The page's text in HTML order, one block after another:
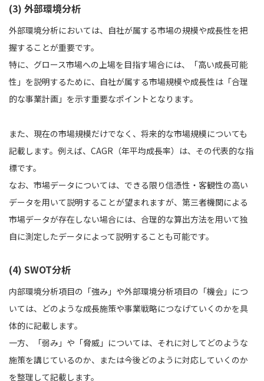
(3) 外部環境分析
外部環境分析においては、自社が属する市場の規模や成長性を把
握することが重要です。
特に、グロース市場への上場を目指す場合には、「高い成長可能
性」を説明するために、自社が属する市場規模や成長性は「合理
的な事業計画」を示す重要なポイントとなります。
また、現在の市場規模だけでなく、将来的な市場規模についても
記載します。例えば、CAGR（年平均成長率）は、その代表的な指
標です。
なお、市場データについては、できる限り信憑性・客観性の高い
データを用いて説明することが望まれますが、第三者機関による
市場データが存在しない場合には、合理的な算出方法を用いて独
自に測定したデータによって説明することも可能です。
(4) SWOT分析
内部環境分析項目の「強み」や外部環境分析項目の「機会」につ
いては、どのような成長施策や事業戦略につなげていくのかを具
体的に記載します。
一方、「弱み」や「脅威」については、それに対してどのような
施策を講じているのか、または今後どのように対応していくのか
を整理して記載します。